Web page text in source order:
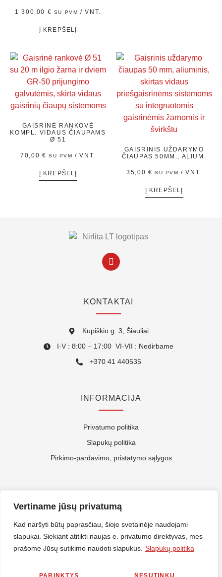
Vertiname jūsų privatumą
Kad naršyti būtų paprasčiau, šioje svetainėje naudojami
slapukai. Siekiant atitikti naujas e. privatumo direktyvas, mes
prašome Jūsų sutikimo naudoti slapukus. Slapukų politika
PARINKTYS NESUTINKU
1 300,00 € SU PVM / VNT.
Į KREPŠELĮ
GAISRINĖ RANKOVĖ
KOMPL. VIDAUS ČIAUPAMS
Ø 51
70,00 € SU PVM / VNT.
Į KREPŠELĮ
GAISRINIS UŽDARYMO
ČIAUPAS 50MM., ALIUM.
35,00 € SU PVM / VNT.
Į KREPŠELĮ
KONTAKTAI
Kupiškio g. 3, Šiauliai
I-V : 8:00 – 17:00 VI-VII : Nedirbame
+370 41 440535
INFORMACIJA
Privatumo politika
Slapukų politika
Pirkimo-pardavimo, pristatymo sąlygos
Kontaktai
Rekvizitai
ES Parama